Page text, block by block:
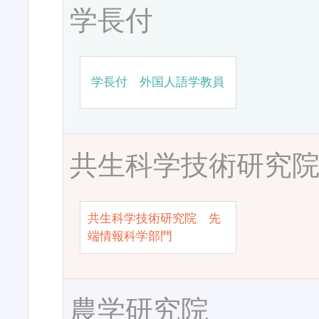
学長付
学長付 外国人語学教員
共生科学技術研究
共生科学技術研究院 先
端情報科学部門
農学研究院